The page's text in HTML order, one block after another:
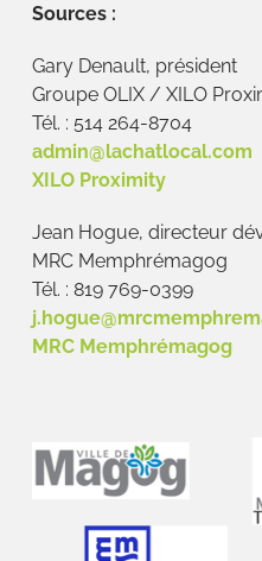
Sources :
Gary Denault, président
Groupe OLIX / XILO
Tél. : 514 264-8704
admin@lachatlocal.com
XILO Proximity
Jean Hogue, directeur
MRC Memphrémagog
Tél. : 819 769-0399
MRC Memphrémagog